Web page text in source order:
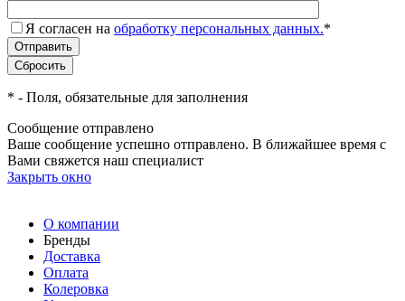
Я согласен на обработку персональных данных.*
* - Поля, обязательные для заполнения
Сообщение отправлено
Ваше сообщение успешно отправлено. В ближайшее время с
Вами свяжется наш специалист
Закрыть окно
О компании
Бренды
Доставка
Оплата
Колеровка